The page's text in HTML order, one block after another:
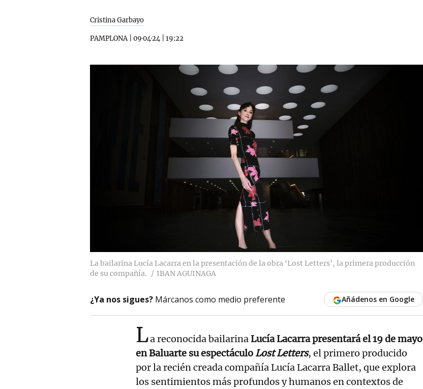
Cristina Garbayo
PAMPLONA| 09·04·24 19:22
La bailarina Lucía Lacarra en la presentación de la obra ‘Lost Letters’, la primera producción
de su compañía.
IBAN AGUINAGA
¿Ya nos sigues? Márcanos como medio preferente Añádenos en Google
La reconocida bailarinaLucía Lacarra presentará el 19 de mayo
en Baluarte su espectáculoLost Letters, el primero producido
por la recién creada compañía Lucía Lacarra Ballet, que explora
los sentimientos más profundos y humanos en contextos de